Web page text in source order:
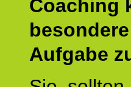
Coaching
Aufgabe